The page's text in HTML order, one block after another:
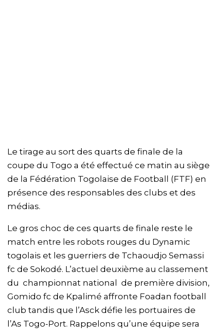
Le tirage au sort des quarts de finale de la
coupe du Togo a été effectué ce matin au siège
de la Fédération Togolaise de Football (FTF) en
présence des responsables des clubs et des
médias.
Le gros choc de ces quarts de finale reste le
match entre les robots rouges du Dynamic
togolais et les guerriers de Tchaoudjo Semassi
fc de Sokodé. L’actuel deuxième au classement
du championnat national de première division,
Gomido fc de Kpalimé affronte Foadan football
club tandis que l’Asck défie les portuaires de
l’As Togo-Port. Rappelons qu’une équipe sera